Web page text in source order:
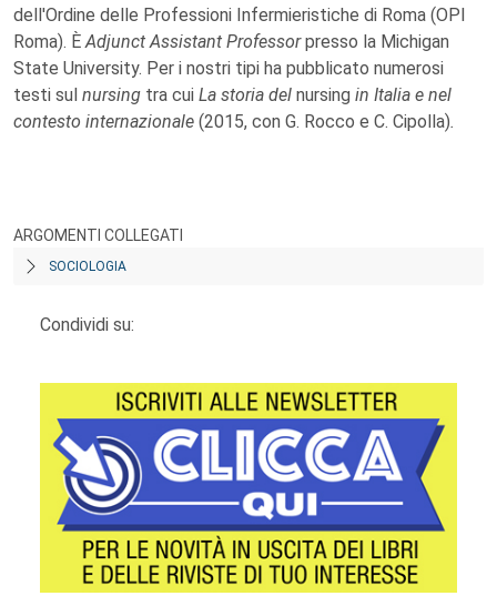
dell'Ordine delle Professioni Infermieristiche di Roma (OPI
Roma). ÈAdjunct Assistant Professorpresso la Michigan
State University. Per i nostri tipi ha pubblicato numerosi
testi sul nursing tra cui La storia del nursing in Italia e nel
contesto internazionale (2015, con G. Rocco e C. Cipolla).
ARGOMENTI COLLEGATI
SOCIOLOGIA
Condividi su: